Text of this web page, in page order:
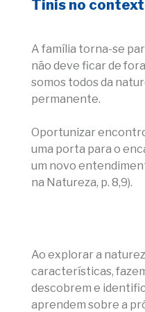
Tinis no
A família torna-se
não deve ficar de
somos todos da
permanente.
Oportunizar
uma porta para o
um novo
na Natureza, p. 8,9).
Ao explorar a
características,
descobrem e
aprendem sobre a